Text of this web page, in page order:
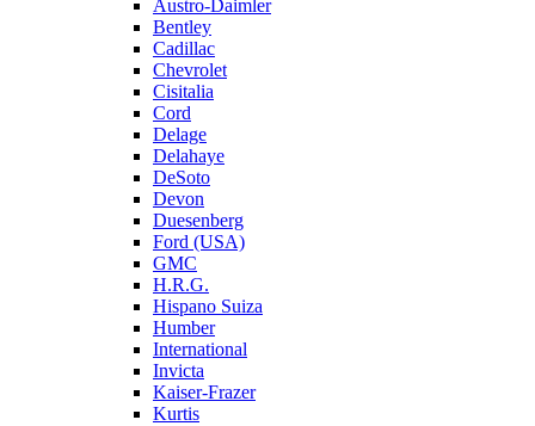
Austro-Daimler
Bentley
Cadillac
Chevrolet
Cisitalia
Cord
Delage
Delahaye
DeSoto
Devon
Duesenberg
Ford (USA)
GMC
H.R.G.
Hispano Suiza
Humber
International
Invicta
Kaiser-Frazer
Kurtis